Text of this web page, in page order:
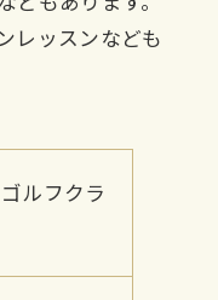
レッスンなども
ルフクラ